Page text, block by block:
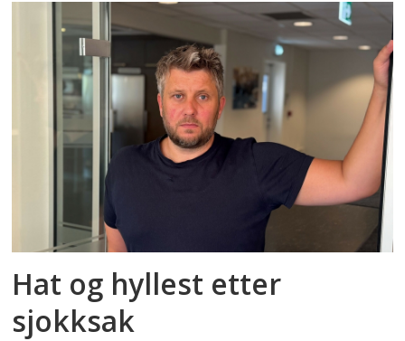
Hat og hyllest etter
sjokksak